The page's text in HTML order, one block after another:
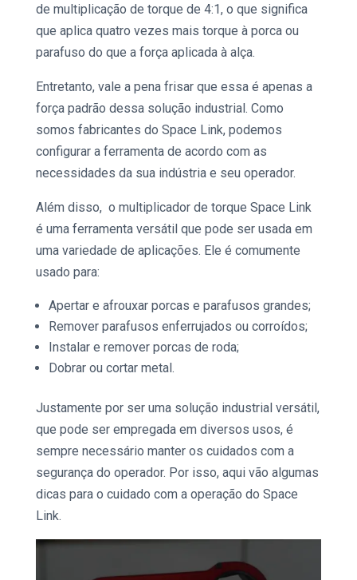
de multiplicação de torque de 4:1, o que significa
que aplica quatro vezes mais torque à porca ou
parafuso do que a força aplicada à alça.
Entretanto, vale a pena frisar que essa é apenas a
força padrão dessa solução industrial. Como
somos fabricantes do Space Link, podemos
configurar a ferramenta de acordo com as
necessidades da sua indústria e seu operador.
Além disso, o multiplicador de torque Space Link
é uma ferramenta versátil que pode ser usada em
uma variedade de aplicações. Ele é comumente
usado para:
Apertar e afrouxar porcas e parafusos grandes;
Remover parafusos enferrujados ou corroídos;
Instalar e remover porcas de roda;
Dobrar ou cortar metal.
Justamente por ser uma solução industrialversátil,
que pode ser empregada em diversos usos, é
sempre necessário manter os cuidados com a
segurança do operador. Por isso, aqui vão algumas
dicas para o cuidado com a operação do Space
Link.